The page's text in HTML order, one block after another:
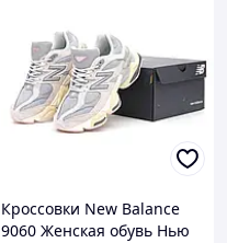
Кроссовки New Balance
9060 Женская обувь Нью